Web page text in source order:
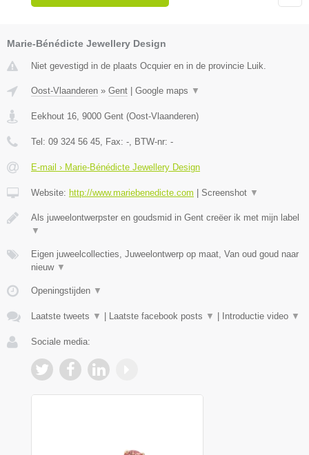
Marie-Bénédicte Jewellery Design
Niet gevestigd in de plaats Ocquier en in de provincie Luik.
Oost-Vlaanderen » Gent Google maps ▼
Eekhout 16, 9000 Gent (Oost-Vlaanderen)
Tel: 09 324 56 45, Fax: -, BTW-nr: -
E-mail › Marie-Bénédicte Jewellery Design
Website: http://www.mariebenedicte.com Screenshot ▼
Als juweelontwerpster en goudsmid in Gent creëer ik met mijn label
▼
Eigen juweelcollecties, Juweelontwerp op maat, Van oud goud naar
nieuw ▼
Openingstijden ▼
Laatste tweets ▼ Laatste facebook posts ▼ Introductie video ▼
Sociale media: